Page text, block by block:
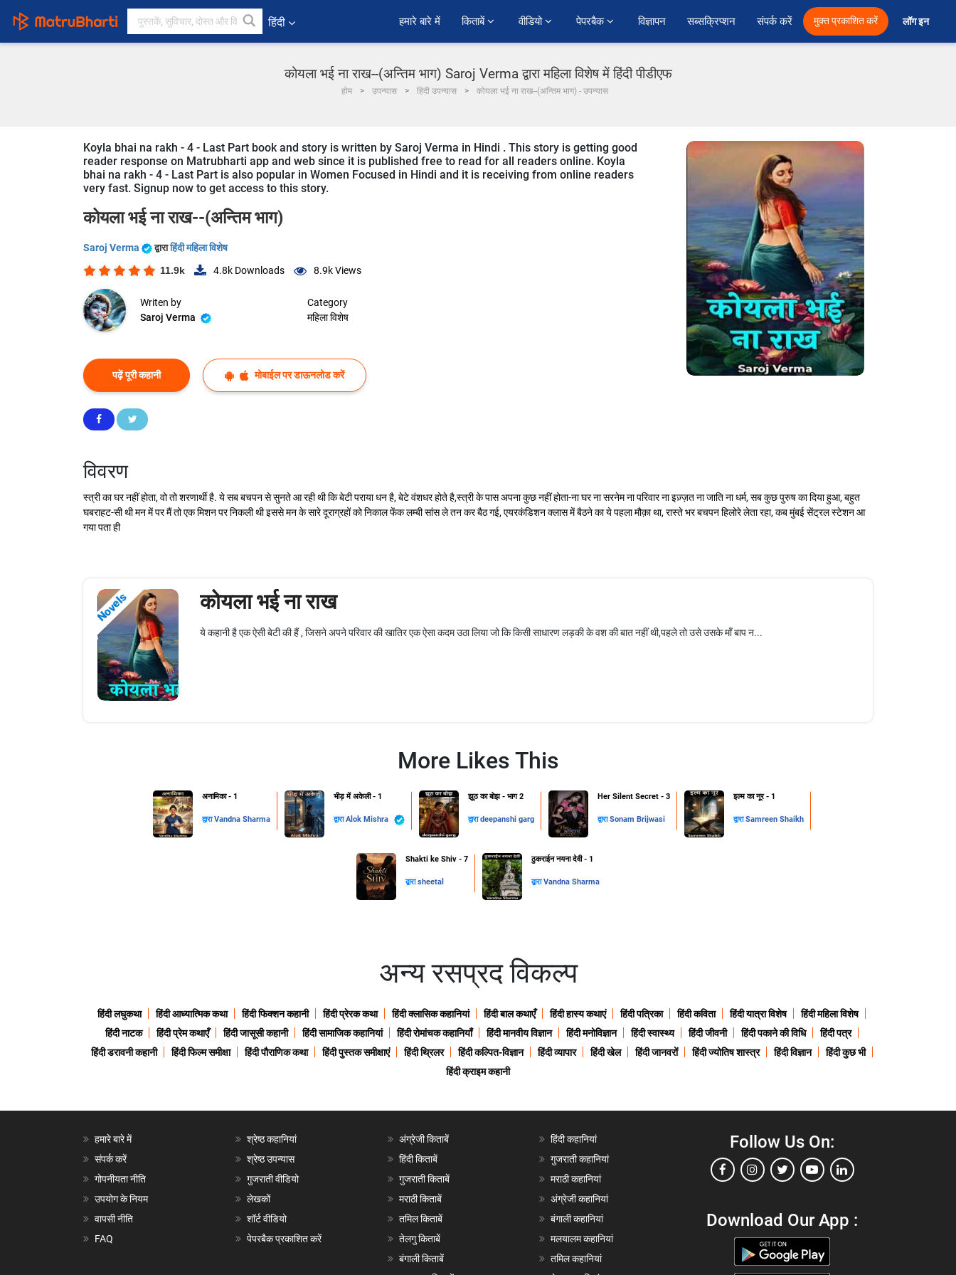
हिंदी हमारे बारे में किताबें वीडियो पेपरबैक विज्ञापन सब्सक्रिप्शन संपर्क करें मुक्त प्रकाशित करें लॉग इन
कोयला भई ना राख--(अन्तिम भाग) Saroj Verma द्वारा महिला विशेष में हिंदी पीडीएफ
होम उपन्यास हिंदी उपन्यास कोयला भई ना राख--(अन्तिम भाग) - उपन्यास
Koyla bhai na rakh - 4 - Last Part book and story is written by Saroj Verma in Hindi . This story is getting good
reader response on Matrubharti app and web since it is published free to read for all readers online. Koyla
bhai na rakh - 4 - Last Part is also popular in Women Focused in Hindi and it is receiving from online readers
very fast. Signup now to get access to this story.
कोयला भई ना राख--(अन्तिम भाग)
Saroj Verma द्वाराहिंदी महिला विशेष
11.9k 4.8k Downloads 8.9kViews
Writen by
Saroj Verma
Category
महिला विशेष
पढ़ें पूरी कहानी मोबाईल पर डाऊनलोड करें
विवरण
स्त्री का घर नहीं होता, वो तो शरणार्थी है. ये सब बचपन से सुनते आ रही थी कि बेटी पराया धन है, बेटे वंशधर होते है,स्त्री के पास अपना कुछ नहीं होता-ना घर ना सरनेम ना परिवार ना इज़्ज़त ना जाति ना धर्म, सब कुछ पुरुष का दिया हुआ, बहुत
घबराहट-सी थी मन में पर मैं तो एक मिशन पर निकली थी इससे मन के सारे दूराग्रहों को निकाल फेंक लम्बी सांस ले तन कर बैठ गई, एयरकंडिशन क्लास में बैठने का ये पहला मौक़ा था, रास्ते भर बचपन हिलोरे लेता रहा, कब मुंबई सेंट्रल स्टेशन आ
गया पता ही
Novels कोयला भई ना राख
ये कहानी है एक ऐसी बेटी की हैं , जिसने अपने परिवार की खातिर एक ऐसा कदम उठा लिया जो कि किसी साधारण लड़की के वश की बात नहीं थी,पहले तो उसे उसके माँ बाप न...
More Likes This
अनामिका - 1
द्वाराVandna Sharma
भीड़ में अकेली - 1
द्वाराAlok Mishra
झूठ का बोझ - भाग 2
द्वाराdeepanshi garg
Her Silent Secret - 3
द्वाराSonam Brijwasi
इल्म का नूर - 1
द्वाराSamreen Shaikh
Shakti ke Shiv - 7
द्वाराsheetal
ठुकराईन नयना देवी - 1
द्वाराVandna Sharma
अन्य रसप्रद विकल्प
हिंदी लघुकथा हिंदी आध्यात्मिक कथा हिंदी फिक्शन कहानी हिंदी प्रेरक कथा हिंदी क्लासिक कहानियां हिंदी बाल कथाएँ हिंदी हास्य कथाएं हिंदी पत्रिका हिंदी कविता हिंदी यात्रा विशेष
हिंदी महिला विशेष
हिंदी नाटक
हिंदी प्रेम कथाएँ हिंदी जासूसी कहानी हिंदी सामाजिक कहानियां हिंदी रोमांचक कहानियाँ हिंदी मानवीय विज्ञान हिंदी मनोविज्ञान हिंदी स्वास्थ्य हिंदी जीवनी हिंदी पकाने की विधि
हिंदी पत्र
हिंदी डरावनी कहानी
हिंदी फिल्म समीक्षा हिंदी पौराणिक कथा हिंदी पुस्तक समीक्षाएं हिंदी थ्रिलर हिंदी कल्पित-विज्ञान हिंदी व्यापार हिंदी खेल हिंदी जानवरों हिंदी ज्योतिष शास्त्र हिंदी विज्ञान
हिंदी कुछ भी
हिंदी क्राइम कहानी
हमारे बारे में
संपर्क करें
गोपनीयता नीति
उपयोग के नियम
वापसी नीति
FAQ
श्रेष्ठ कहानियां
श्रेष्ठ उपन्यास
गुजराती वीडियो
लेखकों
शॉर्ट वीडियो
पेपरबैक प्रकाशित करें
अंग्रेजी किताबें
हिंदी किताबें
गुजराती किताबें
मराठी किताबें
तमिल किताबें
तेलगु किताबें
बंगाली किताबें
हिंदी कहानियां
गुजराती कहानियां
मराठी कहानियां
अंग्रेजी कहानियां
बंगाली कहानियां
मलयालम कहानियां
तमिल कहानियां
Follow Us On:
Download Our App :